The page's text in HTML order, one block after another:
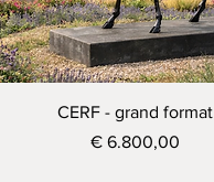
Visualização rápida
CERF - grand format
Preço
€ 6.800,00